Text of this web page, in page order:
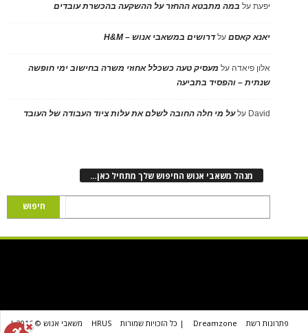
יפעתעל במה מתבטא ההחזר על ההשקעה בהכשרת עובדים
יאנא קאסםעלדרושים במשאבי אנוש – H&M
אלון פיאדה על מעסיק טעה כשכלל אחוזי משרה בחישוב ימי חופשה
שנתית – והפסיד בתביעה
David עלעל מי חלה החובה לשלם את עלות ציוד העבודה של העובד
מנהל משאבי אנוש החיפוש שלך מתחיל כאן…
פתרונות רשת Dreamzone | כל הזכויות שמורות HRUS
משאבי אנוש © 2016 |